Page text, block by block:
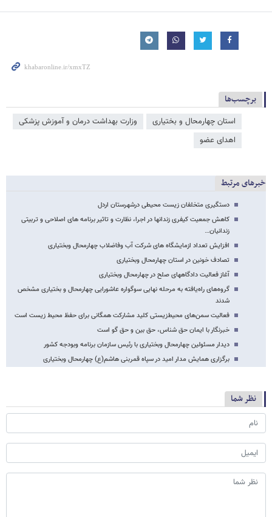
برچسب‌ها
استان چهارمحال و بختیاری
وزارت بهداشت درمان و آموزش پزشکی
اهدای عضو
خبرهای مرتبط
دستگیری متخلفان زیست محیطی درشهرستان اردل
کاهش جمعیت کیفری زندانها در اجرا، نظارت و تاثیر برنامه های اصلاحی و تربیتی
زندانیان…
افزایش تعداد ازمایشگاه های شرکت آب وفاضلاب چهارمحال وبختیاری
تصادف خونین در استان چهارمحال وبختیاری
آغاز فعالیت دادگاههای صلح در چهارمحال وبختیاری
گروه‌های راه‌یافته به مرحله نهایی سوگواره عاشورایی چهارمحال و بختیاری مشخص
شدند
فعالیت سمن‌های محیط‌زیستی کلید مشارکت همگانی برای حفظ محیط زیست است
خبرنگار با ایمان حق شناس، حق بین و حق گو است
دیدار مسئولین چهارمحال وبختیاری با رئیس سازمان برنامه وبودجه کشور
برگزاری همایش مدار امید در سپاه قمربنی هاشم(ع) چهارمحال وبختیاری
نظر شما